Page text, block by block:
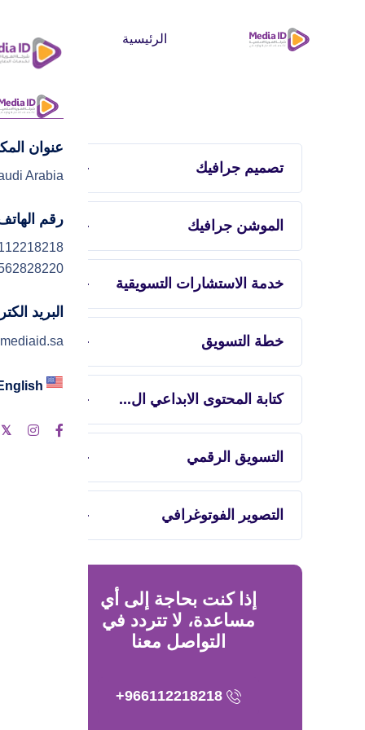
الرئيسية من نحن
عنوان
Arabia
رقم
البريد
تصميم جرافيك
الموشن جرافيك
خدمة الاستشارات التسويقية
خطة التسويق
كتابة المحتوى الابداعي ال...
التسويق الرقمي
التصوير الفوتوغرافي
إذا كنت بحاجة إلى أي
مساعدة، لا تتردد في
التواصل معنا
966112218218+